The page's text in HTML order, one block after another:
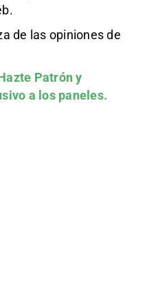
de las opiniones de
Patróny
a los paneles.